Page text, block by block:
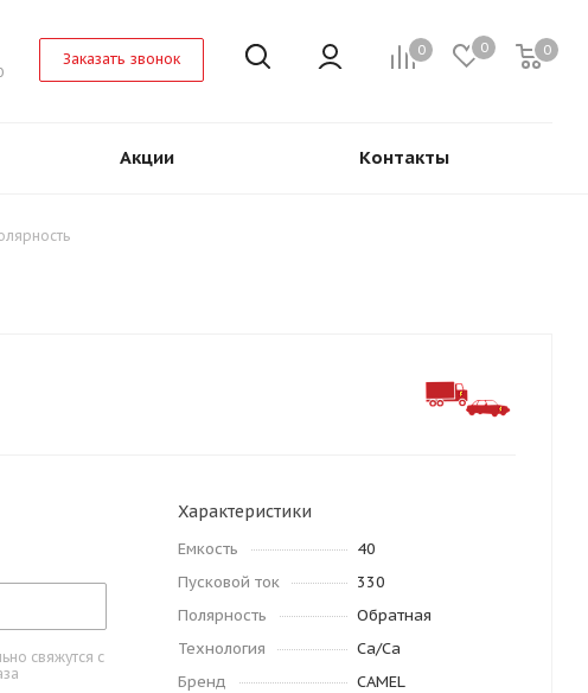
0 0 0
Заказать звонок
Акции Контакты
свяжутся с
Характеристики
Емкость
40
Пусковой ток
330
Полярность
Обратная
Технология
Ca/Ca
Бренд
CAMEL